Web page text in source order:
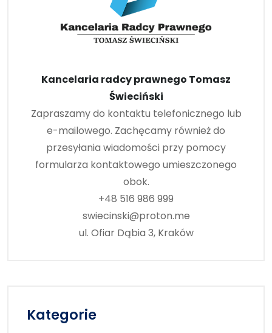
Kancelaria radcy prawnego Tomasz
Świeciński
Zapraszamy do kontaktu telefonicznego lub
e-mailowego. Zachęcamy również do
przesyłania wiadomości przy pomocy
formularza kontaktowego umieszczonego
obok.
+48 516 986 999
swiecinski@proton.me
ul. Ofiar Dąbia 3, Kraków
Kategorie